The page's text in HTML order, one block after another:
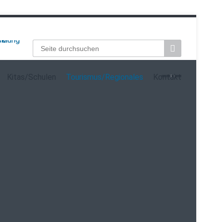
Suchbegriffe
Tourismus/Regionales Kontakt